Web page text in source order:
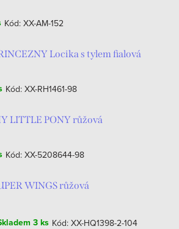
Kód: XX-AM-152
Locika s tylem fialová
Kód: XX-RH1461-98
LITTLE PONY růžová
Kód: XX-5208644-98
WINGS růžová
3 ks Kód: XX-HQ1398-2-104